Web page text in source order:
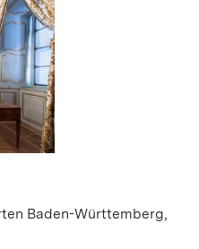
Baden-Württemberg,